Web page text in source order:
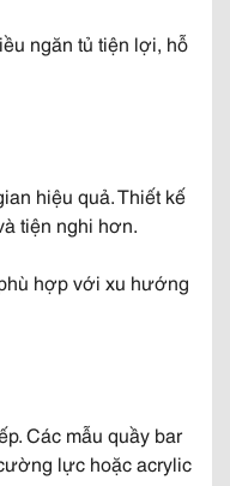
ngăn tủ tiện lợi, hỗ
hiệu quả. Thiết kế
tiện nghi hơn.
hợp với xu hướng
Các mẫu quầy bar
lực hoặc acrylic